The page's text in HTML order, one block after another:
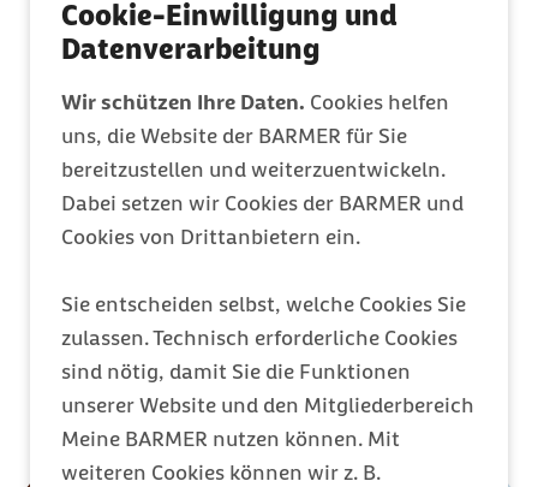
Cookie-Einwilligung und
Datenverarbeitung
Wir schützen Ihre Daten. Cookies helfen
uns, die Website der BARMER für Sie
bereitzustellen und weiterzuentwickeln.
Dabei setzen wir Cookies der BARMER und
Cookies von Drittanbietern ein.
Sie entscheiden selbst, welche Cookies Sie
zulassen. Technisch erforderliche Cookies
sind nötig, damit Sie die Funktionen
unserer Website und den Mitgliederbereich
Meine BARMER nutzen können. Mit
weiteren Cookies können wir z. B.
Mitglied werden
Entdecken Sie Ihre Vorteile
Barmer Bonus
Punkte sammeln & Prämie auszahlen lassen
Meine Barmer
Ein Zugang für alles